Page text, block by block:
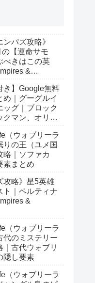
ンパズ攻略》
【運命サモ
べきはこの英
&
き】Google無料
め｜グーグルイ
ッグ｜ブロック
クマン、オリン
（ウォブリーラ
りの王（ユメ国
略｜ソファカ
素まとめ
攻略》星5英雄
ト｜ペルティナ
&
（ウォブリーラ
代のミステリー
｜古代ウォブリ
隠し要素
（ウォブリーラ